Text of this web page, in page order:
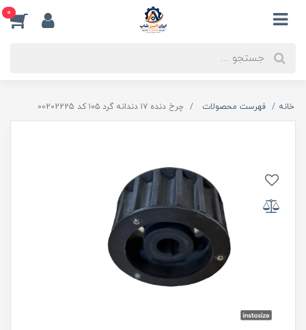
0
خانه فهرست محصولات چرخ دنده ۱۷ دندانه گرد ۱۰۵ کد 00202225